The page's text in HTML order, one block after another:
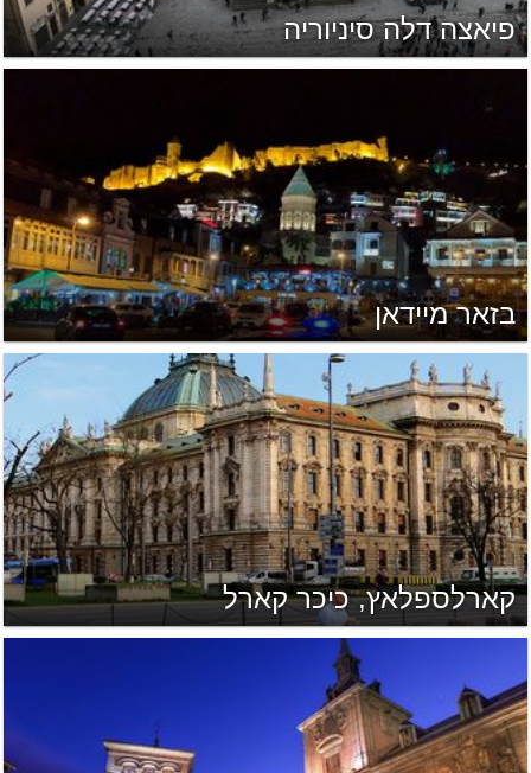
פיאצה דלה סיניוריה
בזאר מיידאן
קארלספלאץ, כיכר קארל